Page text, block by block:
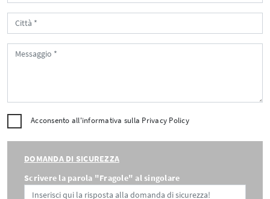
Acconsento all'informativa sulla Privacy Policy
DOMANDA DI SICUREZZA
Scrivere la parola "Fragole" al singolare